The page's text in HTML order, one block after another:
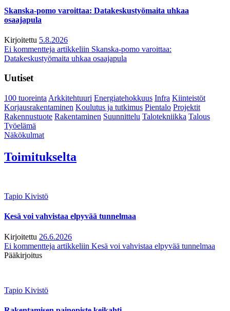
Skanska-pomo varoittaa: Datakeskustyömaita uhkaa
osaajapula
Kirjoitettu 5.8.2026
Ei kommentteja artikkeliin Skanska-pomo varoittaa:
Datakeskustyömaita uhkaa osaajapula
Uutiset
100 tuoreinta Arkkitehtuuri Energiatehokkuus Infra Kiinteistöt
Korjausrakentaminen Koulutus ja tutkimus Pientalo Projektit
Rakennustuote Rakentaminen Suunnittelu Talotekniikka Talous
Työelämä
Näkökulmat
Toimitukselta
Tapio Kivistö
Kesä voi vahvistaa elpyvää tunnelmaa
Kirjoitettu 26.6.2026
Ei kommentteja artikkeliin Kesä voi vahvistaa elpyvää tunnelmaa
Pääkirjoitus
Tapio Kivistö